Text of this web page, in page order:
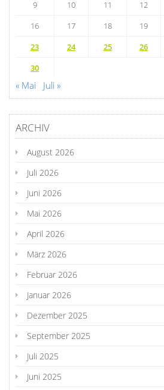
9 10 11 12
16
17 18 19
23
24 25 26
30
« Mai Juli »
ARCHIV
August 2026
Juli 2026
Juni 2026
Mai 2026
April 2026
März 2026
Februar 2026
Januar 2026
Dezember 2025
September 2025
Juli 2025
Juni 2025